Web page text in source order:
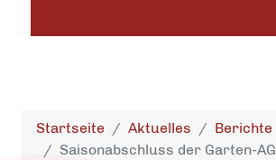
Startseite Aktuelles
Berichte
Saisonabschluss der Garten-AG